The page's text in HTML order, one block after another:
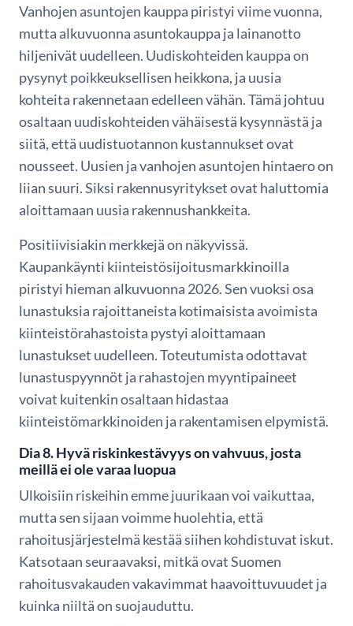
Vanhojen asuntojen kauppa piristyi viime vuonna,
mutta alkuvuonna asuntokauppa ja lainanotto
hiljenivät uudelleen. Uudiskohteiden kauppa on
pysynyt poikkeuksellisen heikkona, ja uusia
kohteita rakennetaan edelleen vähän. Tämä johtuu
osaltaan uudiskohteiden vähäisestä kysynnästä ja
siitä, että uudistuotannon kustannukset ovat
nousseet. Uusien ja vanhojen asuntojen hintaero on
liian suuri. Siksi rakennusyritykset ovat haluttomia
aloittamaan uusia rakennushankkeita.
Positiivisiakin merkkejä on näkyvissä.
Kaupankäynti kiinteistösijoitusmarkkinoilla
piristyi hieman alkuvuonna 2026. Sen vuoksi osa
lunastuksia rajoittaneista kotimaisista avoimista
kiinteistörahastoista pystyi aloittamaan
lunastukset uudelleen. Toteutumista odottavat
lunastuspyynnöt ja rahastojen myyntipaineet
voivat kuitenkin osaltaan hidastaa
kiinteistömarkkinoiden ja rakentamisen elpymistä.
Dia 8. Hyvä riskinkestävyys on vahvuus, josta
meillä ei ole varaa luopua
Ulkoisiin riskeihin emme juurikaan voi vaikuttaa,
mutta sen sijaan voimme huolehtia, että
rahoitusjärjestelmä kestää siihen kohdistuvat iskut.
Katsotaan seuraavaksi, mitkä ovat Suomen
rahoitusvakauden vakavimmat haavoittuvuudet ja
kuinka niiltä on suojauduttu.